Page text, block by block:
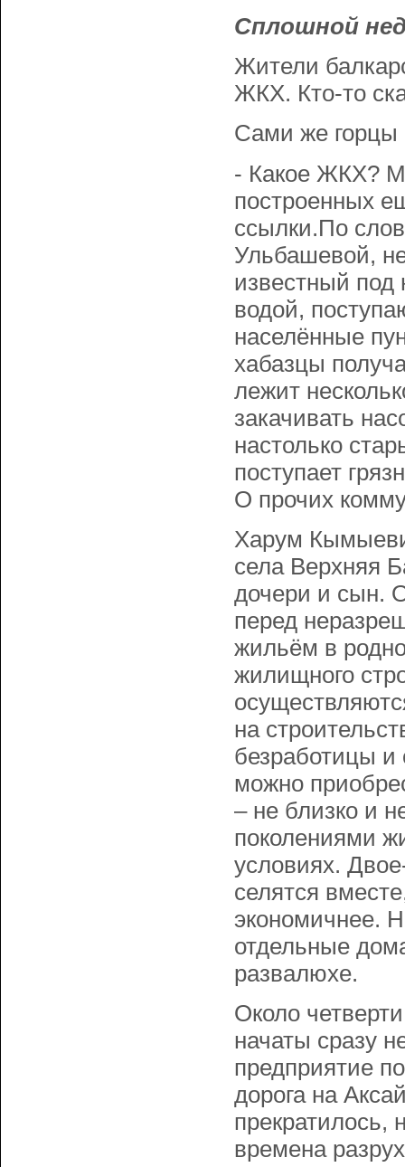
Сплошной
Жители
ЖКХ. Кто-то
Сами же горцы
- Какое ЖКХ?
построенных
ссылки.По
Ульбашевой,
известный под
водой,
населённые
хабазцы
лежит
закачивать
настолько
поступает
О прочих
Харум
села Верхняя
дочери и сын.
перед
жильём в
жилищного
на
безработицы и
можно
– не близко и
поколениями
условиях.
селятся
экономичнее.
отдельные
развалюхе.
Около
начаты сразу
предприятие
дорога на
прекратилось,
времена